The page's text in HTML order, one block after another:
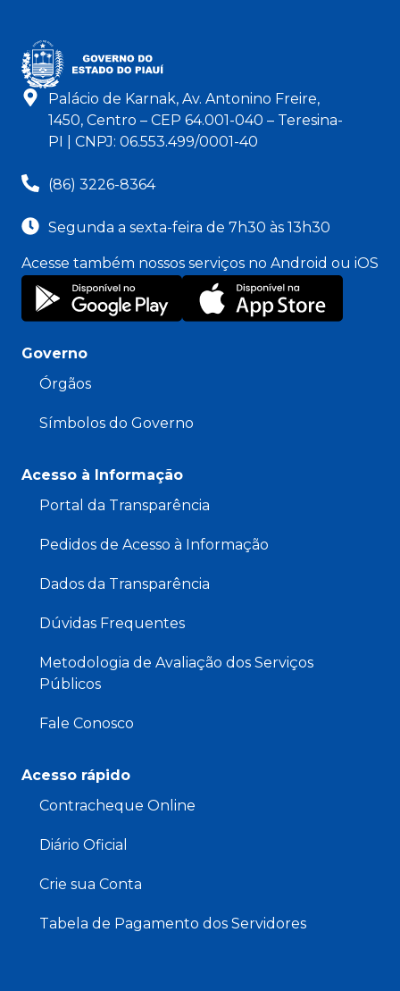
Palácio de Karnak, Av. Antonino Freire,
1450, Centro – CEP 64.001-040 – Teresina-
PI | CNPJ: 06.553.499/0001-40
(86) 3226-8364
Segunda a sexta-feira de 7h30 às 13h30
Acesse também nossos serviços no Android ou iOS
Governo
Órgãos
Símbolos do Governo
Acesso à Informação
Portal da Transparência
Pedidos de Acesso à Informação
Dados da Transparência
Dúvidas Frequentes
Metodologia de Avaliação dos Serviços
Públicos
Fale Conosco
Acesso rápido
Contracheque Online
Diário Oficial
Crie sua Conta
Tabela de Pagamento dos Servidores